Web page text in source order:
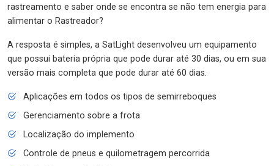
rastreamento e saber onde se encontra se não tem energia para
alimentar o Rastreador?
A resposta é simples, a SatLight desenvolveu um equipamento
que possui bateria própria que pode durar até 30 dias, ou em sua
versão mais completa que pode durar até 60 dias.
Aplicações em todos os tipos de semirreboques
Gerenciamento sobre a frota
Localização do implemento
Controle de pneus e quilometragem percorrida